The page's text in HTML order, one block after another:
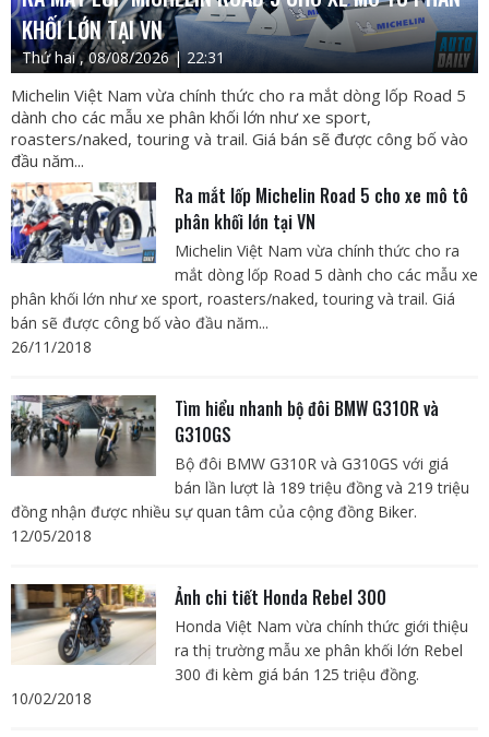
KHỐI LỚN TẠI VN
Thứ hai , 08/08/2026 | 22:31
Michelin Việt Nam vừa chính thức cho ra mắt dòng lốp Road 5
dành cho các mẫu xe phân khối lớn như xe sport,
roasters/naked, touring và trail. Giá bán sẽ được công bố vào
đầu năm...
Ra mắt lốp Michelin Road 5 cho xe mô tô
phân khối lớn tại VN
Michelin Việt Nam vừa chính thức cho ra
mắt dòng lốp Road 5 dành cho các mẫu xe
phân khối lớn như xe sport, roasters/naked, touring và trail. Giá
bán sẽ được công bố vào đầu năm...
26/11/2018
Tìm hiểu nhanh bộ đôi BMW G310R và
G310GS
Bộ đôi BMW G310R và G310GS với giá
bán lần lượt là 189 triệu đồng và 219 triệu
đồng nhận được nhiều sự quan tâm của cộng đồng Biker.
12/05/2018
Ảnh chi tiết Honda Rebel 300
Honda Việt Nam vừa chính thức giới thiệu
ra thị trường mẫu xe phân khối lớn Rebel
300 đi kèm giá bán 125 triệu đồng.
10/02/2018